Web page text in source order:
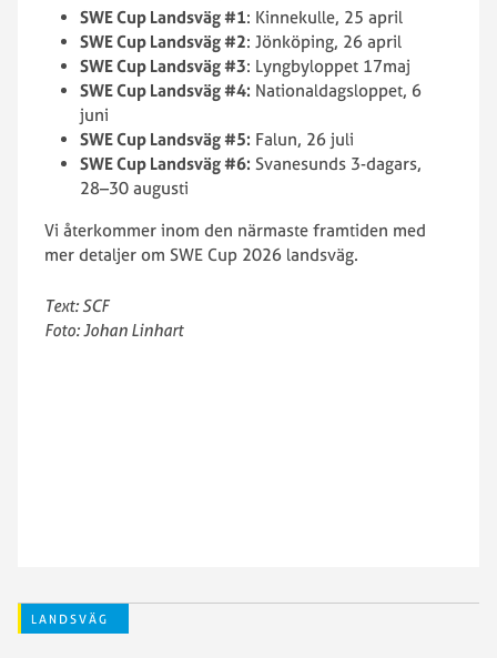
SWE Cup Landsväg #1: Kinnekulle, 25 april
SWE Cup Landsväg #2: Jönköping, 26 april
SWE Cup Landsväg #3: Lyngbyloppet 17maj
SWE Cup Landsväg #4: Nationaldagsloppet, 6
juni
SWE Cup Landsväg #5: Falun, 26 juli
SWE Cup Landsväg #6: Svanesunds 3-dagars,
28–30 augusti
Vi återkommer inom den närmaste framtiden med
mer detaljer om SWE Cup 2026 landsväg.
Text: SCF
Foto: Johan Linhart
LANDSVÄG